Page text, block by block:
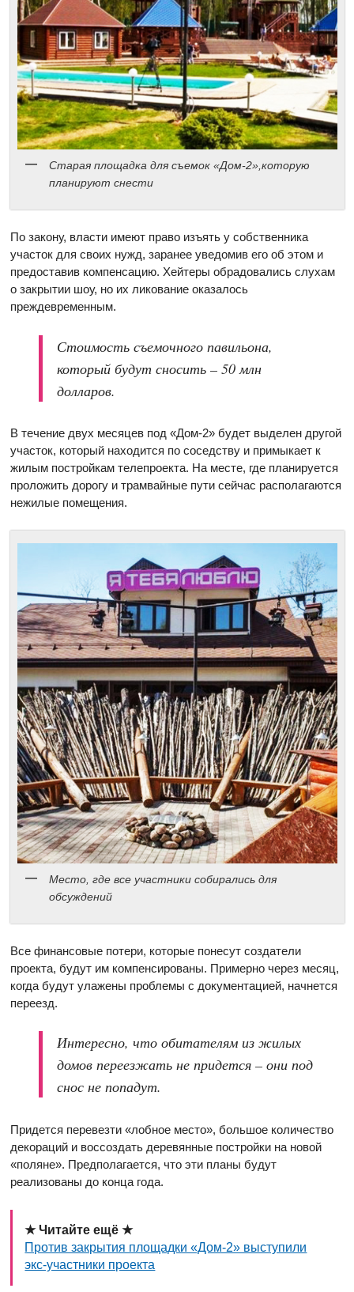
Старая площадка для съемок «Дом-2»,которую
планируют снести
По закону, власти имеют право изъять у собственника
участок для своих нужд, заранее уведомив его об этом и
предоставив компенсацию. Хейтеры обрадовались слухам
о закрытии шоу, но их ликование оказалось
преждевременным.
Стоимость съемочного павильона,
который будут сносить – 50 млн
долларов.
В течение двух месяцев под «Дом-2» будет выделен другой
участок, который находится по соседству и примыкает к
жилым постройкам телепроекта. На месте, где планируется
проложить дорогу и трамвайные пути сейчас располагаются
нежилые помещения.
Место, где все участники собирались для
обсуждений
Все финансовые потери, которые понесут создатели
проекта, будут им компенсированы. Примерно через месяц,
когда будут улажены проблемы с документацией, начнется
переезд.
Интересно, что обитателям из жилых
домов переезжать не придется – они под
снос не попадут.
Придется перевезти «лобное место», большое количество
декораций и воссоздать деревянные постройки на новой
«поляне». Предполагается, что эти планы будут
реализованы до конца года.
★ Читайте ещё ★
Против закрытия площадки «Дом-2» выступили
экс-участники проекта